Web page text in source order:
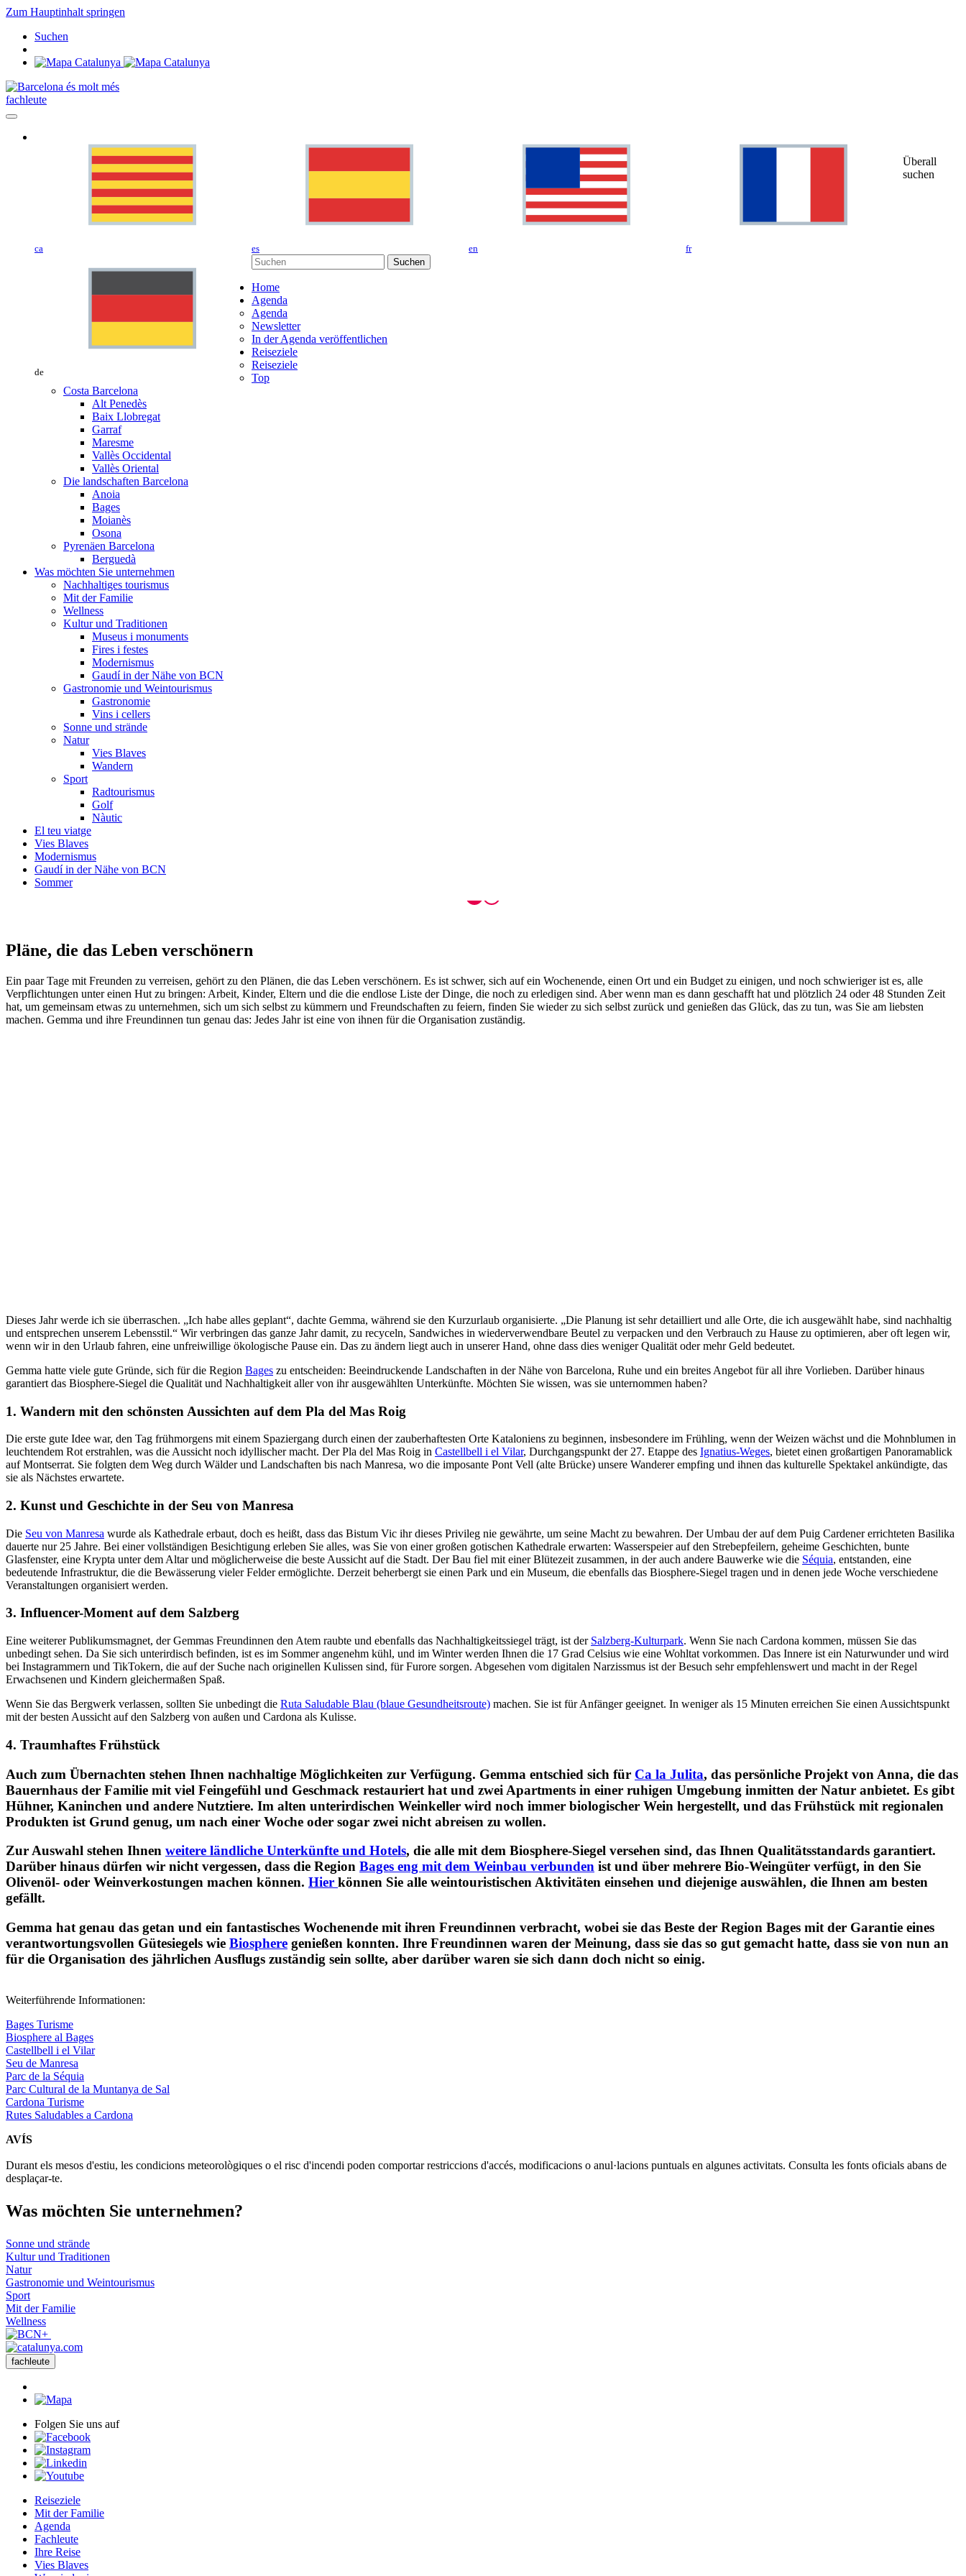
Zum Hauptinhalt springen
Suchen
fachleute
ca es en fr
de
Überall
suchen
Suchen
Home
Agenda
Agenda
Newsletter
In der Agenda veröffentlichen
Reiseziele
Reiseziele
Top
Costa Barcelona
Alt Penedès
Baix Llobregat
Garraf
Maresme
Vallès Occidental
Vallès Oriental
Die landschaften Barcelona
Anoia
Bages
Moianès
Osona
Pyrenäen Barcelona
Berguedà
Was möchten Sie unternehmen
Nachhaltiges tourismus
Mit der Familie
Wellness
Kultur und Traditionen
Museus i monuments
Fires i festes
Modernismus
Gaudí in der Nähe von BCN
Gastronomie und Weintourismus
Gastronomie
Vins i cellers
Sonne und strände
Natur
Vies Blaves
Wandern
Sport
Radtourismus
Golf
Nàutic
El teu viatge
Vies Blaves
Modernismus
Gaudí in der Nähe von BCN
Sommer
Pläne, diedas Leben verschönern
Ein paar Tage mit Freunden zu verreisen, gehört zu den Plänen, die das Leben verschönern. Es ist schwer, sich auf ein Wochenende, einen Ort und ein Budget zu einigen, und noch schwieriger ist es, alle
Verpflichtungen unter einen Hut zu bringen: Arbeit, Kinder, Eltern und die die endlose Liste der Dinge, die noch zu erledigen sind. Aber wenn man es dann geschafft hat und plötzlich 24 oder 48 Stunden Zeit
Dieses Jahr werde ich sie überraschen. „Ich habe alles geplant“, dachte Gemma, während sie den Kurzurlaub organisierte. „Die Planung ist sehr detailliert und alle Orte, die ich ausgewählt habe, sind nachhaltig
und entsprechen unserem Lebensstil.“ Wir verbringen das ganze Jahr damit, zu recyceln, Sandwiches in wiederverwendbare Beutel zu verpacken und den Verbrauch zu Hause zu optimieren, aber oft legen wir,
wenn wir in den Urlaub fahren, eine unfreiwillige ökologische Pause ein. Das zu ändern liegt auch in unserer Hand, ohne dass dies weniger Qualität oder mehr Geld bedeutet.
garantiert das Biosphere-Siegel die Qualität und Nachhaltigkeit aller von ihr ausgewählten Unterkünfte. Möchten Sie wissen, was sie unternommen haben?
1. Wandern mit den schönsten Aussichten auf dem Pla del Mas Roig
Die erste gute Idee war, den Tag frühmorgens mit einem Spaziergang durch einen der zauberhaftesten Orte Kataloniens zu beginnen, insbesondere im Frühling, wenn der Weizen wächst und die Mohnblumen in
leuchtendem Rot erstrahlen, was die Aussicht noch idyllischer macht. Der Pla del Mas Roig in
sie als Nächstes erwartete.
2. Kunst und Geschichte in der Seu von Manresa
DieSeu von Manresawurde als Kathedrale erbaut, doch es heißt, dass das Bistum Vic ihr dieses Privileg nie gewährte, um seine Macht zu bewahren. Der Umbau der auf dem Puig Cardener errichteten Basilika
dauerte nur 25 Jahre. Bei einer vollständigen Besichtigung erleben Sie alles, was Sie von einer großen gotischen Kathedrale erwarten: Wasserspeier auf den Strebepfeilern, geheime Geschichten, bunte
Glasfenster, eine Krypta unter dem Altar und möglicherweise die beste Aussicht auf die Stadt. Der Bau fiel mit einer Blütezeit zusammen, in der auch andere Bauwerke wie die
Veranstaltungen organisiert werden.
3. Influencer-Moment auf dem Salzberg
Eine weiterer Publikumsmagnet, der Gemmas Freundinnen den Atem raubte und ebenfalls das Nachhaltigkeitssiegel trägt, ist der Salzberg-Kulturpark. Wenn Sie nach Cardona kommen, müssen Sie das
unbedingt sehen. Da Sie sich unterirdisch befinden, ist es im Sommer angenehm kühl, und im Winter werden Ihnen die 17 Grad Celsius wie eine Wohltat vorkommen. Das Innere ist ein Naturwunder und wird
bei Instagrammern und TikTokern, die auf der Suche nach originellen Kulissen sind, für Furore sorgen. Abgesehen vom digitalen Narzissmus ist der Besuch sehr empfehlenswert und macht in der Regel
Erwachsenen und Kindern gleichermaßen Spaß.
mit der besten Aussicht auf den Salzberg von außen und Cardona als Kulisse.
4. Traumhaftes Frühstück
Auch zum Übernachten stehen Ihnen nachhaltige Möglichkeiten zur Verfügung. Gemma entschied sich fürCa la Julita, das persönliche Projekt von Anna, die das
Bauernhaus der Familie mit viel Feingefühl und Geschmack restauriert hat und zwei Apartments in einer ruhigen Umgebung inmitten der Natur anbietet. Es gibt
Produkten ist Grund genug, um nach einer Woche oder sogar zwei nicht abreisen zu wollen.
Zur Auswahl stehen Ihnenweitere ländliche Unterkünfte und Hotels , die alle mit dem Biosphere-Siegel versehen sind, das Ihnen Qualitätsstandards garantiert.
Darüber hinaus dürfen wir nicht vergessen, dass die Region
gefällt.
Gemma hat genau das getan und ein fantastisches Wochenende mit ihren Freundinnen verbracht, wobei sie das Beste der Region Bages mit der Garantie eines
Weiterführende Informationen:
Bages Turisme
Biosphere al Bages
Castellbell i el Vilar
Seu de Manresa
Parc de la Séquia
Parc Cultural de la Muntanya de Sal
Cardona Turisme
Rutes Saludables a Cardona
AVÍS
desplaçar-te.
Was möchten Sie unternehmen?
Sonne und strände
Kultur und Traditionen
Natur
Gastronomie und Weintourismus
Sport
Mit der Familie
Wellness
fachleute
Folgen Sie uns auf
Reiseziele
Mit der Familie
Agenda
Fachleute